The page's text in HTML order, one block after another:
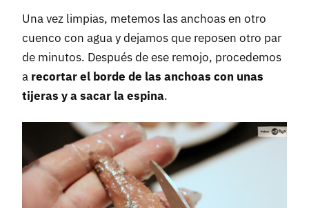
Una vez limpias, metemos las anchoas en otro
cuenco con agua y dejamos que reposen otro par
de minutos. Después de ese remojo, procedemos
a recortar el borde de las anchoas con unas
tijeras y a sacar la espina.